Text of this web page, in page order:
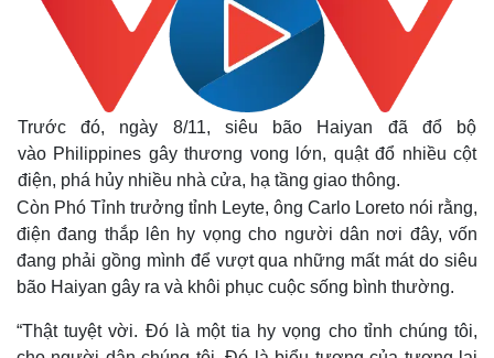
Trước đó, ngày 8/11, siêu bão Haiyan đã đổ bộ
vào Philippines gây thương vong lớn, quật đổ nhiều cột
điện, phá hủy nhiều nhà cửa, hạ tầng giao thông.
Còn Phó Tỉnh trưởng tỉnh Leyte, ông Carlo Loreto nói rằng,
điện đang thắp lên hy vọng cho người dân nơi đây, vốn
đang phải gồng mình để vượt qua những mất mát do siêu
bão Haiyan gây ra và khôi phục cuộc sống bình thường.
“Thật tuyệt vời. Đó là một tia hy vọng cho tỉnh chúng tôi,